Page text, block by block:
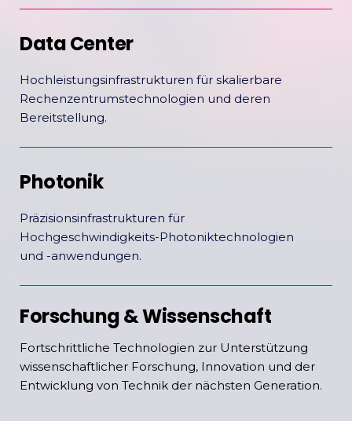
Data Center
Hochleistungsinfrastrukturen für skalierbare
Rechenzentrumstechnologien und deren
Bereitstellung.
Photonik
Präzisionsinfrastrukturen für
Hochgeschwindigkeits-Photoniktechnologien
und -anwendungen.
Forschung & Wissenschaft
Fortschrittliche Technologien zur Unterstützung
wissenschaftlicher Forschung, Innovation und der
Entwicklung von Technik der nächsten Generation.